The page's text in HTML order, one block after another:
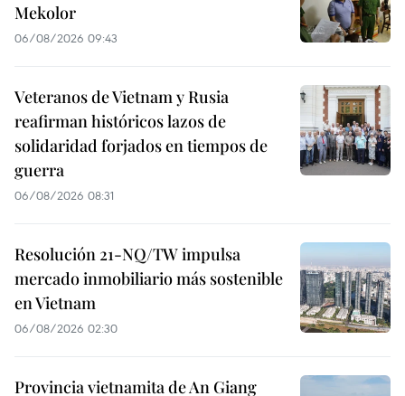
Mekolor
06/08/2026 09:43
Veteranos de Vietnam y Rusia
reafirman históricos lazos de
solidaridad forjados en tiempos de
guerra
06/08/2026 08:31
Resolución 21-NQ/TW impulsa
mercado inmobiliario más sostenible
en Vietnam
06/08/2026 02:30
Provincia vietnamita de An Giang